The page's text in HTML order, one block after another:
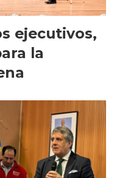
ejecutivos,
la